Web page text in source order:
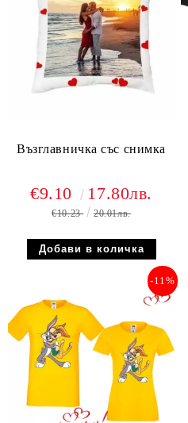
Възглавничка със снимка
€9.10 17.80лв.
€10.23 20.01лв.
-11%